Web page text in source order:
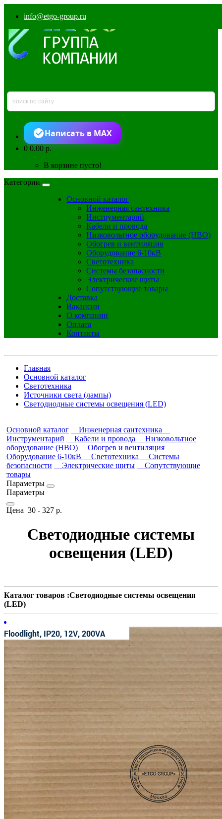
info@etgo-group.ru
Написать в MAX
00.00 р.
В корзине пусто!
Категории
Основной каталог
Инженерная сантехника
Инструментарий
Кабели и провода
Низковольтное оборудование (НВО)
Обогрев и вентиляция
Оборудование 6-10кВ
Светотехника
Системы безопасности
Электрические щиты
Сопутствующие товары
Доставка
Вакансии
О компании
Оплата
Контакты
Главная
Основной каталог
Светотехника
Источники света (лампы)
Светодиодные системы освещения (LED)
Основной каталог
Инженерная сантехника
Инструментарий
Кабели и провода
Низковольтное
оборудование (НВО)
Обогрев и вентиляция
Оборудование 6-10кВ
Светотехника
Системы
безопасности
Электрические щиты
Сопутствующие
товары
Параметры
Параметры
Цена 30 - 327 р.
Светодиодные системы
освещения (LED)
Каталог товаров :Светодиодные системы освещения
(LED)